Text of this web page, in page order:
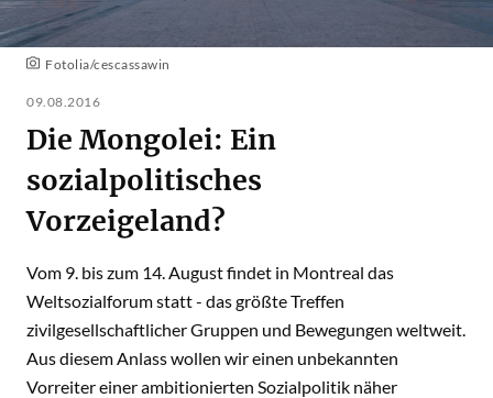
Fotolia/cescassawin
09.08.2016
Die Mongolei: Ein
sozialpolitisches
Vorzeigeland?
Vom 9. bis zum 14. August findet in Montreal das
Weltsozialforum statt - das größte Treffen
zivilgesellschaftlicher Gruppen und Bewegungen weltweit.
Aus diesem Anlass wollen wir einen unbekannten
Vorreiter einer ambitionierten Sozialpolitik näher